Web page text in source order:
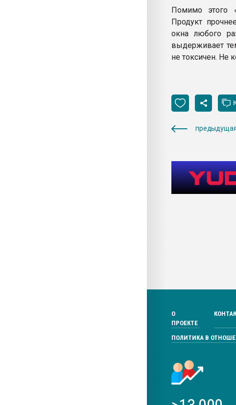
Помимо этого
Продукт
окна любого
выдерживает
не токсичен. Не
О
ПРОЕКТЕ
ПОЛИТИКА В